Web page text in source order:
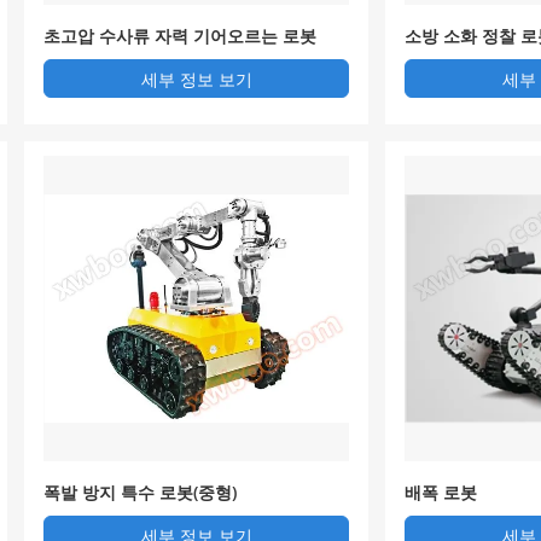
초고압 수사류 자력 기어오르는 로봇
세부 정보 보기
소방 소화 정찰
세부
폭발 방지 특수 로봇(중형)
세부 정보 보기
배폭 로봇
세부